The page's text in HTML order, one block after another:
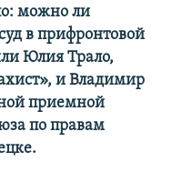
можно ли
в прифронтовой
Юлия Трало,
и Владимир
приемной
по правам